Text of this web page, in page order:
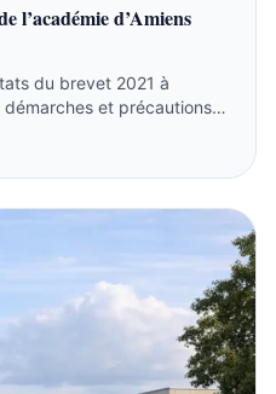
l’académie d’Amiens
du brevet 2021 à
et précautions